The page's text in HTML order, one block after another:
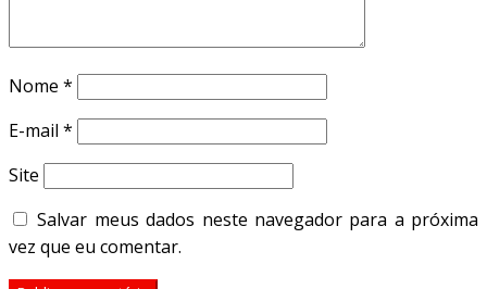
Nome *
E-mail *
Site
Salvar meus dados neste navegador para a próxima
vez que eu comentar.